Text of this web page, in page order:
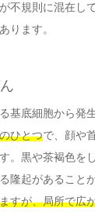
不規則に混在し
ります。
基底細胞から発
ひとつで、顔や
。黒や茶褐色を
隆起があること
すが、局所で広